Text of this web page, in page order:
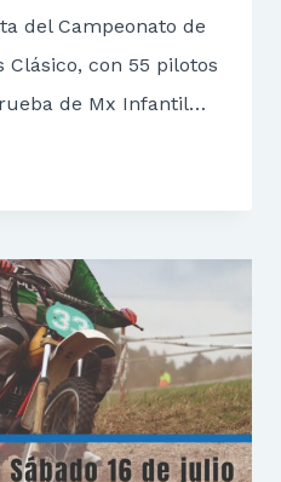
del Campeonato de
con 55 pilotos
de Mx Infantil…